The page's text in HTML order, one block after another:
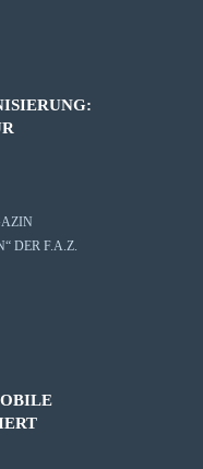
DER F.A.Z.